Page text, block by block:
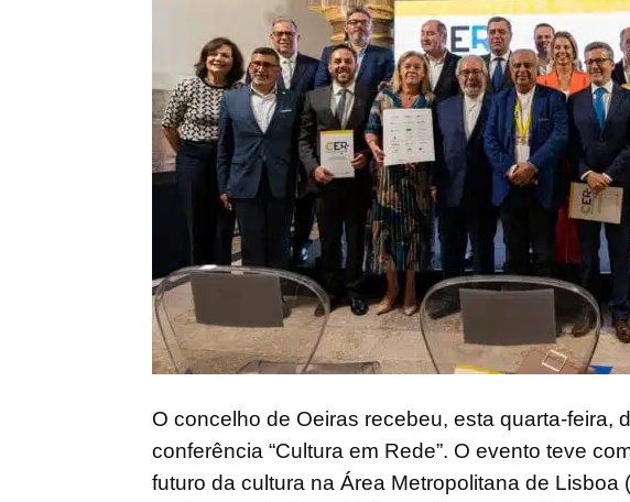
O concelho de Oeiras recebeu, esta quarta-feira,
conferência “Cultura em Rede”. O evento teve
futuro da cultura na Área Metropolitana de Lisboa